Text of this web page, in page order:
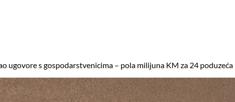
ugovore s gospodarstvenicima – pola milijuna KM za 24 poduzeća